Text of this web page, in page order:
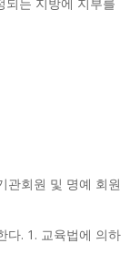
회원 및 명예 회원
. 1. 교육법에 의하